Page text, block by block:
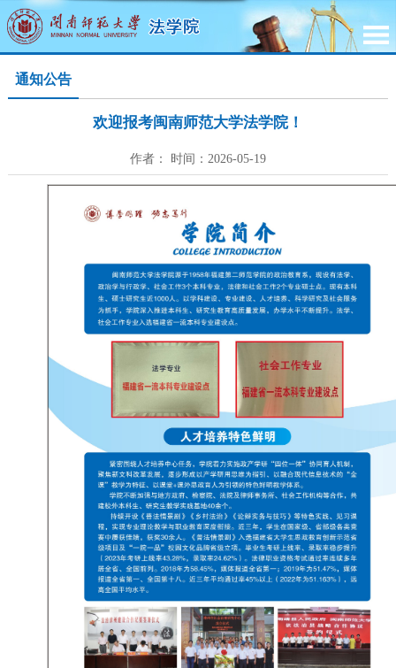
通知公告
欢迎报考闽南师范大学法学院！
作者： 时间：2026-05-19